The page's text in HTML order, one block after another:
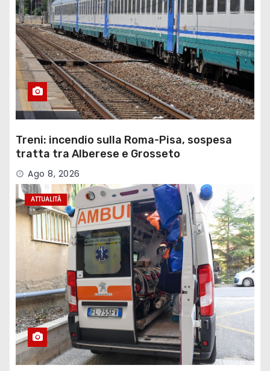
Treni: incendio sulla Roma-Pisa, sospesa
tratta tra Alberese e Grosseto
Ago 8, 2026
ATTUALITÀ